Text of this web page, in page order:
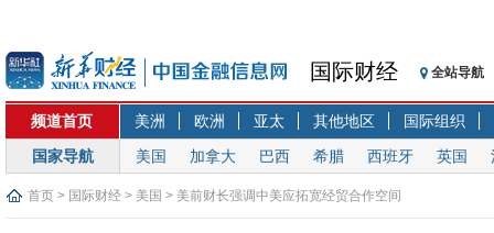
国际财经 全站导航
频道首页 美洲 欧洲 亚太 其他地区
国际组织
国家导航
美国 加拿大 巴西 希腊 西班牙 英国
首页 > 国际财经 > 美国 > 美前财长强调中美应拓宽经贸合作空间